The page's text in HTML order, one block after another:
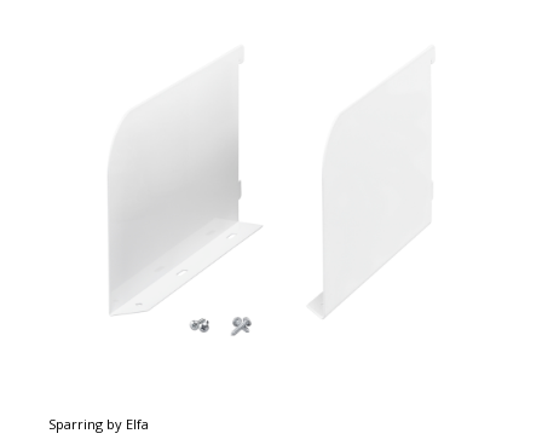
Sparring by Elfa